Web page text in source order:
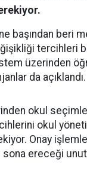
başından beri
tercihleri
üzerinden
da açıklandı.
okul
okul
Onay
ereceği